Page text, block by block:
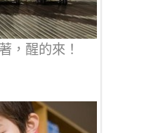
，醒的來！